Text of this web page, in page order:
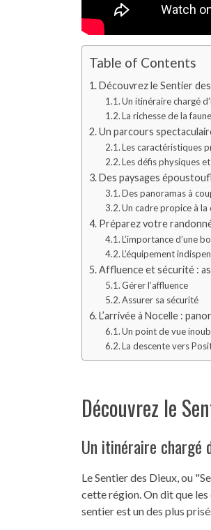
Table of Contents
Découvrez le Sentier
Un itinéraire chargé
La richesse de la
Un parcours
Les caractéristiques
Les défis physiques
Des paysages
Des panoramas à
Un cadre propice à
Préparez votre
L’importance d’une
L’équipement
Affluence et sécurité :
Gérer l’affluence
Assurer sa sécurité
L’arrivée à Nocelle :
Un point de vue
La descente vers
Découvrez le
Un itinéraire chargé
Le Sentier des Dieux, ou
cette région. On dit que
sentier est un des plus